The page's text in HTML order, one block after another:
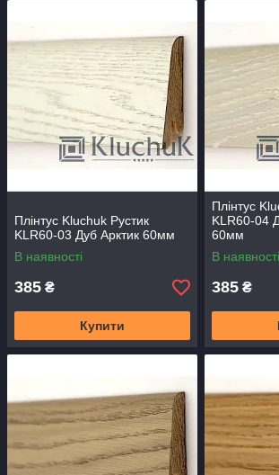
Плінтус Kluchuk Рустик
KLR60-03 Дуб Арктик 60мм
В наявності
385 ₴
Купити
Плінтус
KLR60-04
60мм
В наявності
385 ₴